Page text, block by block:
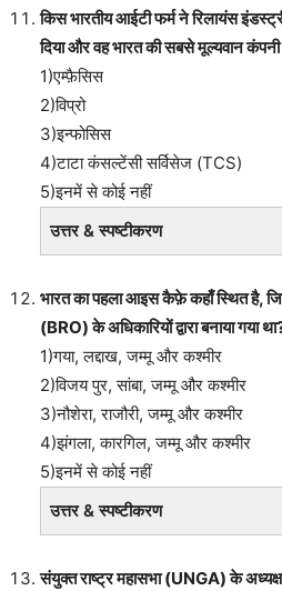
किस भारतीय आईटी फर्म ने रिलायंस
दिया और वह भारत की सबसे मूल्यवान
1)एम्फ़ैसिस
2)विप्रो
3)इन्फोसिस
4)टाटा कंसल्टेंसी सर्विसेज (TCS)
5)इनमें से कोई नहीं
उत्तर & स्पष्टीकरण
भारत का पहला आइस कैफ़े कहाँ स्थित है,
(BRO) के अधिकारियों द्वारा बनाया गया
1)गया, लद्दाख, जम्मू और कश्मीर
2)विजय पुर, सांबा, जम्मू और कश्मीर
3)नौशेरा, राजौरी, जम्मू और कश्मीर
4)झंगला, कारगिल, जम्मू और कश्मीर
5)इनमें से कोई नहीं
उत्तर & स्पष्टीकरण
संयुक्त राष्ट्र महासभा (UNGA) के